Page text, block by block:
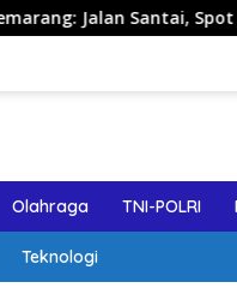
Foto, dan
Olahraga TNI-POLRI
Teknologi